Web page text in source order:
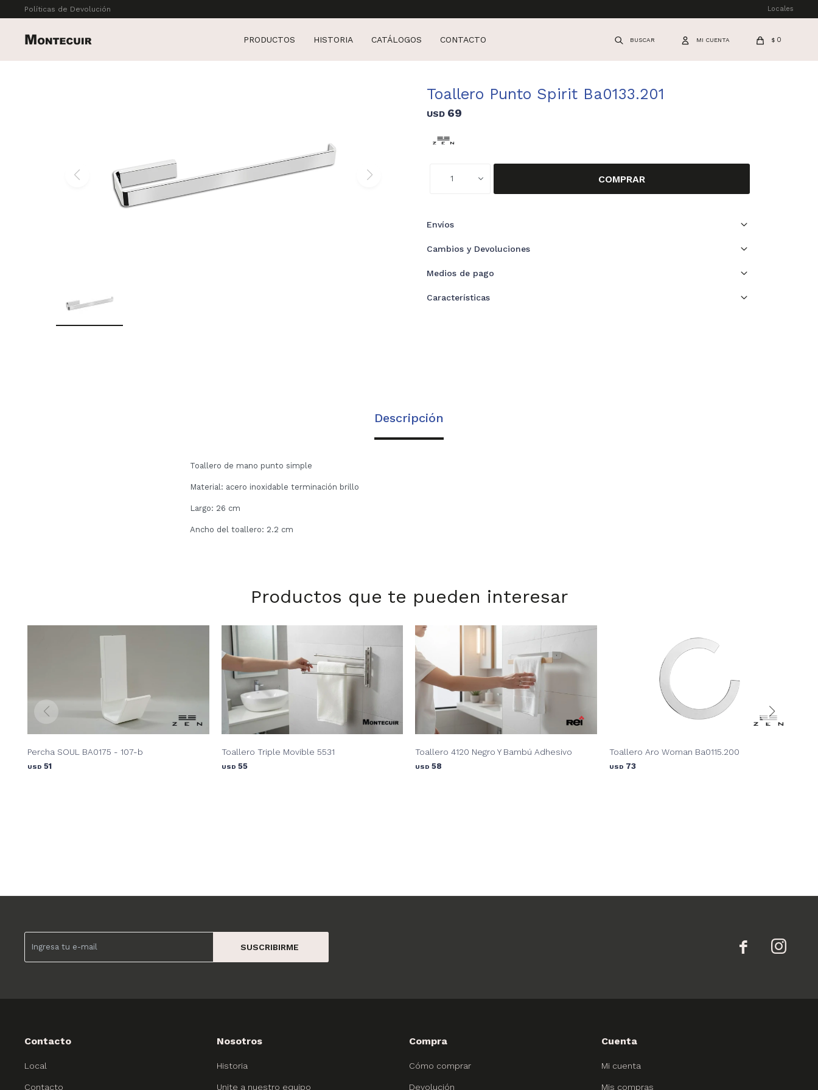
PRODUCTOS HISTORIA CATÁLOGOS CONTACTO $ 0
Políticas de Devolución Locales
Toallero Punto Spirit Ba0133.201
USD 69
1 COMPRAR
Envíos
Cambios y Devoluciones
Medios de pago
Características
Descripción
Toallero de mano punto simple
Material: acero inoxidable terminación brillo
Largo: 26 cm
Ancho del toallero: 2.2 cm
Productos que te pueden interesar
Percha SOUL BA0175 - 107-b
USD 51
Toallero Triple Movible 5531
USD 55
Toallero 4120 Negro Y Bambú Adhesivo
USD 58
Toallero Aro Woman Ba0115.200
USD 73
SUSCRIBIRME  
Contacto
Local
Contacto
Nosotros
Historia
Unite a nuestro equipo
Compra
Cómo comprar
Devolución
Cuenta
Mi cuenta
Mis compras